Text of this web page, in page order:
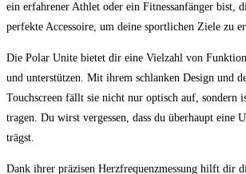
ein erfahrener Athlet oder ein ‌Fitnessanfänger bist,‍
perfekte Accessoire,⁤ um deine ⁣sportlichen Ziele ⁢zu
Die Polar Unite bietet dir eine Vielzahl von
und unterstützen. ‌Mit ihrem schlanken Design und
Touchscreen ​fällt sie nicht nur optisch auf, sondern
tragen.⁣ Du wirst vergessen, dass ⁢du überhaupt eine
trägst.
Dank ihrer präzisen Herzfrequenzmessung hilft dir